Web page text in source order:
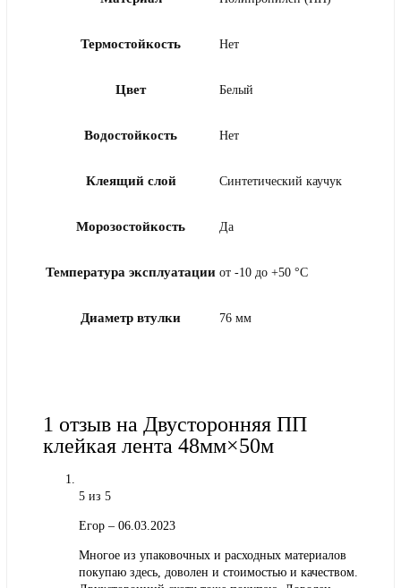
Термостойкость Нет
Цвет Белый
Водостойкость Нет
Клеящий слой Синтетический каучук
Морозостойкость Да
Температура эксплуатации от -10 до +50 °С
Диаметр втулки 76 мм
1 отзыв на Двусторонняя ПП
клейкая лента 48мм×50м
5 из 5
Егор – 06.03.2023
Многое из упаковочных и расходных материалов
покупаю здесь, доволен и стоимостью и качеством.